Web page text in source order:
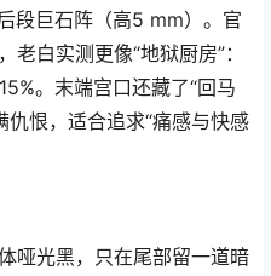
段巨石阵（高5 mm）。官
老白实测更像“地狱厨房”：
。末端宫口还藏了“回马
仇恨，适合追求“痛感与快感
哑光黑，只在尾部留一道暗